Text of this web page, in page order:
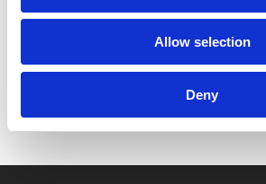
Allow selection
Deny
Marcin Rodziewicz
Lesław Tomczak